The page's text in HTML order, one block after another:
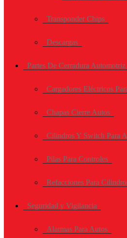
Transponder Chips
Descargas
Partes De Cerradura Automotriz
Cargadores Eléctricos
Chapas Cierre Autos
Cilindros Y Switch Para
Pilas Para Controles
Refacciones Para
Seguridad y Vigilancia
Alarmas Para Autos